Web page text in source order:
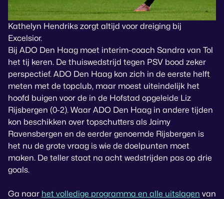
Kathelyn Hendriks zorgt altijd voor dreiging bij
Excelsior.
Bij ADO Den Haag moet interim-coach Sandra van Tol
het tij keren. De thuiswedstrijd tegen PSV bood zeker
perspectief. ADO Den Haag kon zich in de eerste helft
meten met de topclub, maar moest uiteindelijk het
hoofd buigen voor de in de Hofstad opgeleide Liz
Rijsbergen (0-2). Waar ADO Den Haag in andere tijden
kon beschikken over topschutters als Jaimy
Ravensbergen en de eerder genoemde Rijsbergen is
het nu de grote vraag is wie de doelpunten moet
maken. De teller staat na acht wedstrijden pas op drie
goals.
Ga naar het volledige programma en alle uitslagen van